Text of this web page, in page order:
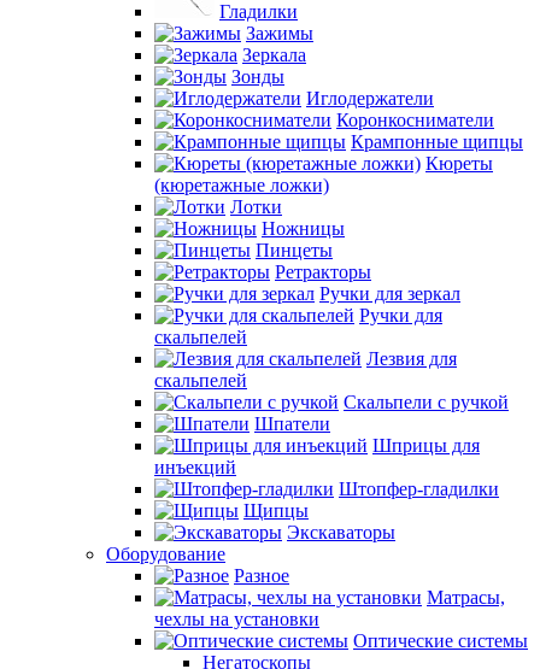
Гладилки
Зажимы
Зеркала
Зонды
Иглодержатели
Коронкосниматели
Крампонные щипцы
Кюреты
(кюретажные ложки)
Лотки
Ножницы
Пинцеты
Ретракторы
Ручки для зеркал
Ручки для
скальпелей
Лезвия для
скальпелей
Скальпели с ручкой
Шпатели
Шприцы для
инъекций
Штопфер-гладилки
Щипцы
Экскаваторы
Оборудование
Разное
Матрасы,
чехлы на установки
Оптические системы
Негатоскопы